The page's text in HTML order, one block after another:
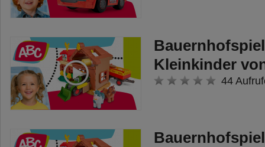
Kleinkinder
44